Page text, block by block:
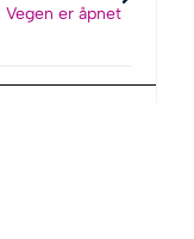
Vegen er åpnet